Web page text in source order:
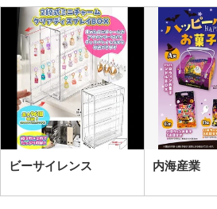
ビーサイレンス 内海産業